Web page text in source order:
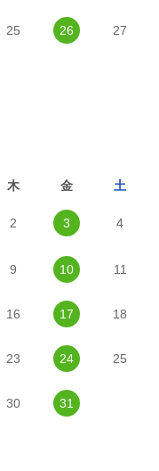
25 26 27
木 金 土
2 3 4
9 10 11
16 17 18
23 24 25
30 31